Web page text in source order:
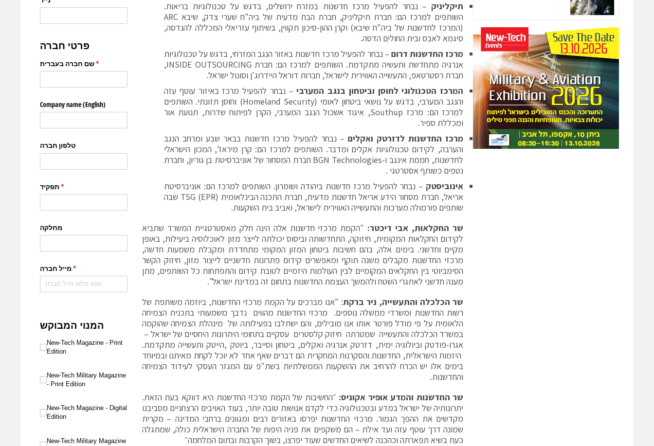
תיקליניק – נבחר להפעיל מרכז חדשנות במזרח ירושלים, בדגש על טכנולוגיות בריאות.
השותפים למרכז הם: חברת תיקליניק, חברת הבת מדעית של ביה"ח שערי צדק, שיבא ARC
(המרכז לחדשנות של ביה"ח שיבא) וקרן ההון-סיכון תקווין, בשיתוף עזריאלי המכללה להנדסה,
סיגמא לאבס ובית החולים הדסה.
מרכז החדשנות דרום – נבחר להפעיל מרכז חדשנות באזור הנגב המזרחי, בדגש על טכנולוגיות
אנרגיה מתחדשת ותעשיה מתקדמת. השותפים למרכז הם: חברת INSIDE OUTSOURCING,
חברת רסטרטאפ, התעשייה האווירית לישראל, חברות דוראל היידרוג'ן וסונול ישראל.
המרכז הטכנולוגי לחוסן וביטחון בנגב המערבי– נבחר להפעיל מרכז באיזור עוטף עזה
והנגב המערבי, בדגש על נושאי ביטחון לאומי (Homeland Security) וחוסן תזונתי. השותפים
למרכז הם: מרכז Southup, איגוד אשכול הנגב המערבי, הקרן לפיתוח שדרות, תנועת אור
ומכללת ספיר.
מרכז החדשנות לדזרטק ואקלים – נבחר להפעיל מרכז חדשנות בבאר שבע ומרחב הנגב
והערבה, לקידום טכנולוגיות אקלים ומדבר. השותפים למרכז הם: קרן מיראז', המכון הישראלי
לחדשנות, חממת אינגב ו-BGN Technologies חברת המסחור של אוניברסיטת בן גוריון, וחברת
נטפים כשותף אסטרטגי .
אינוביסטק – נבחר להפעיל מרכז חדשנות ביהודה ושומרון. השותפים למרכז הם: אוניברסיטת
אריאל, חברת מסחור הידע אריאל חדשנות מדעית, חברת התכנה הבינלאומית TSG (EPR) שבה
שותפים פורמולה מערכות והתעשייה האווירית לישראל, ואביב בית השקעות.
שר החקלאות, אבי דיכטר: "הקמת מרכזי חדשנות אלה הינה חלק מאסטרטגיית המשרד שתביא
לקידום החקלאות המקומית, חיזוקה, התחדשותה וביסוס יכולתה לייצר מזון לאוכלוסיה ביעילות, באופן
מקיים וחדשני. בימים אלה, בהם חשיבות ביטחון המזון המקומי מתחדדת ומקבלת משמעות חדשה,
מרכזי החדשנות מקבלים משנה תוקף ומאפשרים קידום פתרונות חדשניים לייצור מזון, חיזוק הקשר
הסימביוטי בין החקלאים המקומיים לבין העולמות היזמיים לטובת קידום והתפתחות כל השותפים, מתן
מענה חדשני לאתגרי השטח ולהמשך העצמת החדשנות בתחום זה במדינת ישראל".
שר הכלכלה והתעשייה, ניר ברקת: "אנו מברכים על הקמת מרכזי החדשנות, ביוזמה משותפת של
רשות החדשנות ומשרדי ממשלה נוספים. מרכזי החדשנות מהווים נדבך משמעותי בתכנית הצמיחה
הלאומית על פי מודל פורטר אותו אנו מובילים, והם ישתלבו בפעילותה של מינהלת הצמיחה שהוקמה
במשרד הכלכלה והתעשייה שמטרתה חיזוק קלסטרים עסקיים בתחומי היתרונות היחסיים של ישראל –
אגרו-פודטק וביולוגיה ימית, דזרטק אנרגיה ואקלים, ביטחון וסייבר, ביוטק ,הייטק ותעשייה מתקדמת.
היזמות הישראלית, החדשנות והסקרנות המחקרית הם דברים שאף אחד לא יוכל לקחת מאיתנו ובמיוחד
בימים אלו יש הכרח להרחיב את ההשקעות הממשלתיות בשת"פ עם המגזר העסקי לעידוד הצמיחה
והחדשנות.
שר החדשנות והמדע אופיר אקוניס: ״החשיבות של הקמת מרכזי החדשנות היא דווקא בעת הזאת.
יתרונותיה של ישראל במדע ובטכנולוגיה כדי לקדם אנושות טובה יותר, בעוד האויבים הרצחניים מסביבנו
מקדשים את ההפך הגמור. מרכזי החדשנות יפרסו באזורים רבים ומגוונים ברחבי המדינה – מקרית
שמונה דרך עוטף עזה ועד אילת – הם משקפים את פניה היפות של החברה הישראלית כולה, שמתגלה
כעת בשיא תפארתה וכהכנה לשיאים החדשים שעוד יפרצו, בשוך הקרבות ובתום המלחמה״